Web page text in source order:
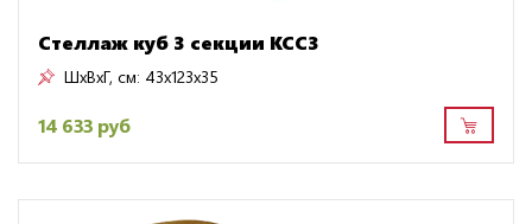
Стеллаж куб 3 секции KCC3
ШxВxГ, см: 43x123x35
14 633 руб